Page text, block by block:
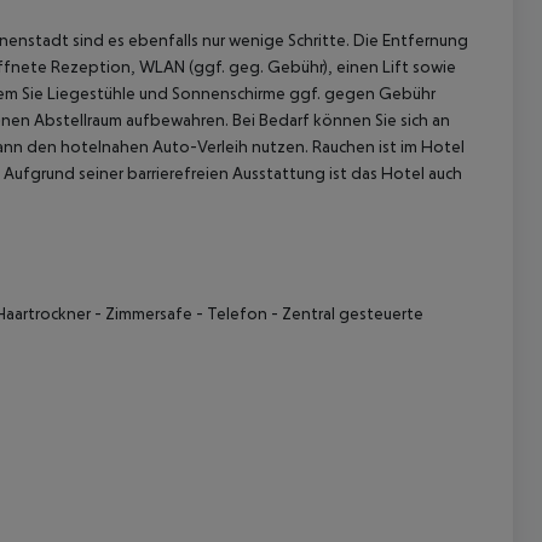
sind es ebenfalls nur wenige Schritte. Die Entfernung
Rezeption, WLAN (ggf. geg. Gebühr), einen Lift sowie
Sie Liegestühle und Sonnenschirme ggf. gegen Gebühr
Abstellraum aufbewahren. Bei Bedarf können Sie sich an
den hotelnahen Auto-Verleih nutzen. Rauchen ist im Hotel
seiner barrierefreien Ausstattung ist das Hotel auch
- Zimmersafe - Telefon - Zentral gesteuerte